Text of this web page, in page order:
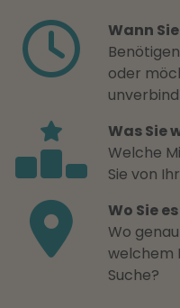
Wann
oder
Was Sie
Welche
Sie von
Wo Sie
Wo
welchem
Suche?